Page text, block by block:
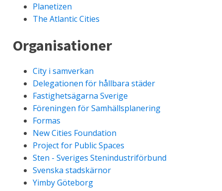
Planetizen
The Atlantic Cities
Organisationer
City i samverkan
Delegationen för hållbara städer
Fastighetsägarna Sverige
Föreningen för Samhällsplanering
Formas
New Cities Foundation
Project for Public Spaces
Sten - Sveriges Stenindustriförbund
Svenska stadskärnor
Yimby Göteborg